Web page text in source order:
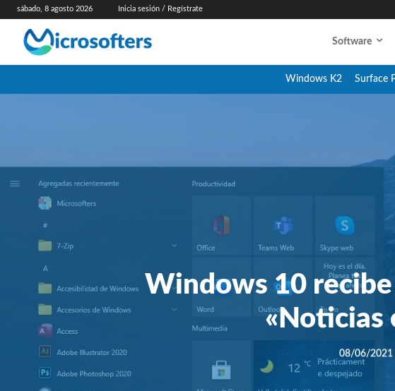
sábado, 8 agosto 2026 Inicia sesión / Regístrate
Software
Windows K2 Surface
Windows 10
«Noticias
08/06/2021